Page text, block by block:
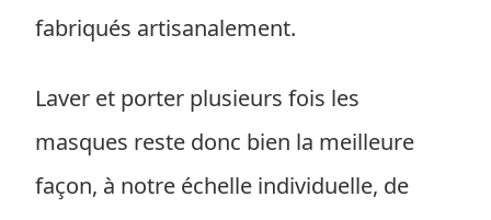
fabriqués artisanalement.
Laver et porter plusieurs fois les
masques reste donc bien la meilleure
façon, à notre échelle individuelle, de